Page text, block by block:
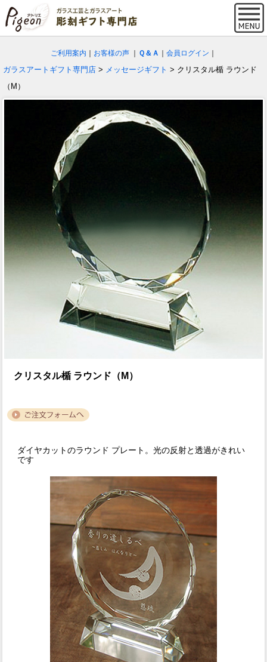
ご利用案内 お客様の声 Ｑ＆Ａ 会員ログイン
ガラスアートギフト専門店 > メッセージギフト > クリスタル楯 ラウンド
（M）
クリスタル楯 ラウンド（M）
ダイヤカットのラウンド プレート。光の反射と透過がきれい
です